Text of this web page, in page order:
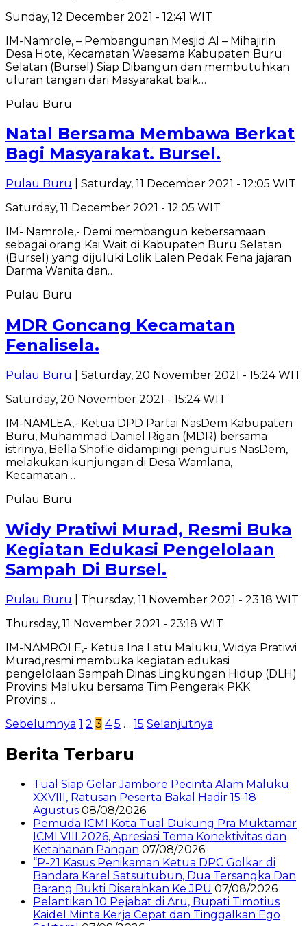
Sunday, 12 December 2021 - 12:41 WIT
IM-Namrole, – Pembangunan Mesjid Al – Mihajirin
Desa Hote, Kecamatan Waesama Kabupaten Buru
Selatan (Bursel) Siap Dibangun dan membutuhkan
uluran tangan dari Masyarakat baik…
Pulau Buru
Natal Bersama Membawa Berkat
Bagi Masyarakat. Bursel.
Pulau Buru
| Saturday, 11 December 2021 - 12:05 WIT
Saturday, 11 December 2021 - 12:05 WIT
IM- Namrole,- Demi membangun kebersamaan
sebagai orang Kai Wait di Kabupaten Buru Selatan
(Bursel) yang dijuluki Lolik Lalen Pedak Fena jajaran
Darma Wanita dan…
Pulau Buru
MDR Goncang Kecamatan
Fenalisela.
Pulau Buru
| Saturday, 20 November 2021 - 15:24 WIT
Saturday, 20 November 2021 - 15:24 WIT
IM-NAMLEA,- Ketua DPD Partai NasDem Kabupaten
Buru, Muhammad Daniel Rigan (MDR) bersama
istrinya, Bella Shofie didampingi pengurus NasDem,
melakukan kunjungan di Desa Wamlana,
Kecamatan…
Pulau Buru
Widy Pratiwi Murad, Resmi Buka
Kegiatan Edukasi Pengelolaan
Sampah Di Bursel.
Pulau Buru
| Thursday, 11 November 2021 - 23:18 WIT
Thursday, 11 November 2021 - 23:18 WIT
IM-NAMROLE,- Ketua Ina Latu Maluku, Widya Pratiwi
Murad,resmi membuka kegiatan edukasi
pengelolaan Sampah Dinas Lingkungan Hidup (DLH)
Provinsi Maluku bersama Tim Pengerak PKK
Provinsi…
Posts
pagination
Sebelumnya 1 2 3 4 5 … 15 Selanjutnya
Berita Terbaru
Tual Siap Gelar Jambore Pecinta Alam Maluku
XXVIII, Ratusan Peserta Bakal Hadir 15-18
Agustus 08/08/2026
Pemuda ICMI Kota Tual Dukung Pra Muktamar
ICMI VIII 2026, Apresiasi Tema Konektivitas dan
Ketahanan Pangan 07/08/2026
“P-21 Kasus Penikaman Ketua DPC Golkar di
Bandara Karel Satsuitubun, Dua Tersangka Dan
Barang Bukti Diserahkan Ke JPU 07/08/2026
Pelantikan 10 Pejabat di Aru, Bupati Timotius
Kaidel Minta Kerja Cepat dan Tinggalkan Ego